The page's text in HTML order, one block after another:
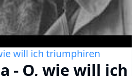
will ich triumphiren
- O, wie will ich